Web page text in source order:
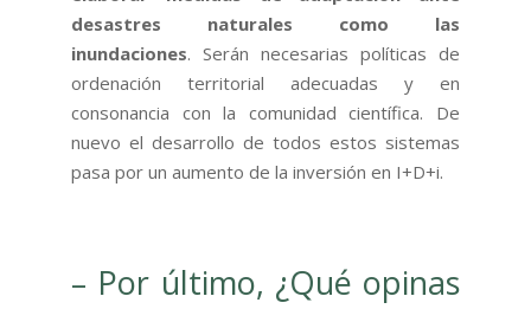
desastres naturales como las
inundaciones. Serán necesarias políticas de
ordenación territorial adecuadas y en
consonancia con la comunidad científica. De
nuevo el desarrollo de todos estos sistemas
pasa por un aumento de la inversión en I+D+i.
– Por último, ¿Qué opinas